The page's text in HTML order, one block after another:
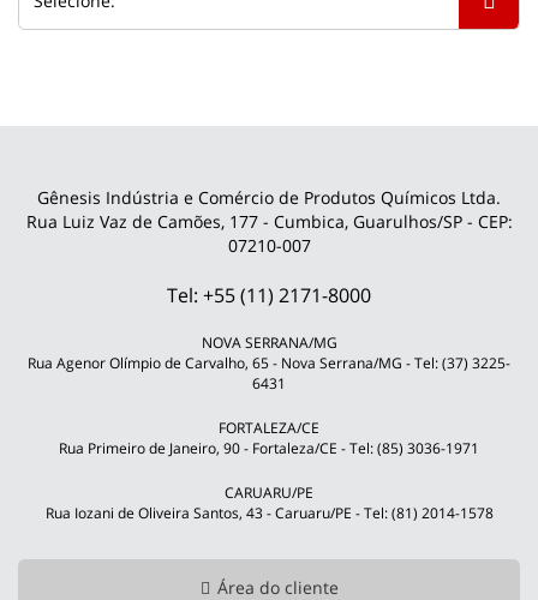
Gênesis Indústria e Comércio de Produtos Químicos Ltda.
Rua Luiz Vaz de Camões, 177 - Cumbica, Guarulhos/SP - CEP:
07210-007
Tel: +55 (11) 2171-8000
NOVA SERRANA/MG
Rua Agenor Olímpio de Carvalho, 65 - Nova Serrana/MG - Tel: (37) 3225-
6431
FORTALEZA/CE
Rua Primeiro de Janeiro, 90 - Fortaleza/CE - Tel: (85) 3036-1971
CARUARU/PE
Rua Iozani de Oliveira Santos, 43 - Caruaru/PE - Tel: (81) 2014-1578
Área do cliente